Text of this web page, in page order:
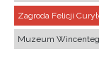
Zagroda Felicji
Muzeum